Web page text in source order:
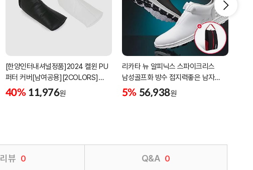
[한양인터내셔널정품]2024 켈윈 PU
퍼터 커버[남여공용][2COLORS]
[KW-PC320]
40% 11,976원
리카타 뉴 알피닉스 스파이크리스
남성골프화 방수 접지력좋은 남자
골프신발 C27102/신발가방제공
5% 56,938원
리뷰 0 Q&A 0